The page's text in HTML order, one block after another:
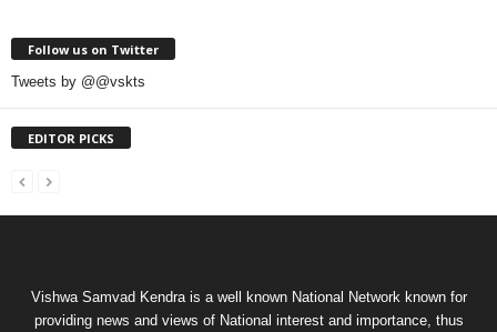
Follow us on Twitter
Tweets by @@vskts
EDITOR PICKS
Vishwa Samvad Kendra is a well known National Network known for
providing news and views of National interest and importance, thus